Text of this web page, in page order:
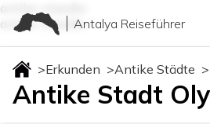
antike-staedte
antike-staedteAntalya Reiseführer
>Erkunden >Antike Städte >
Antike Stadt